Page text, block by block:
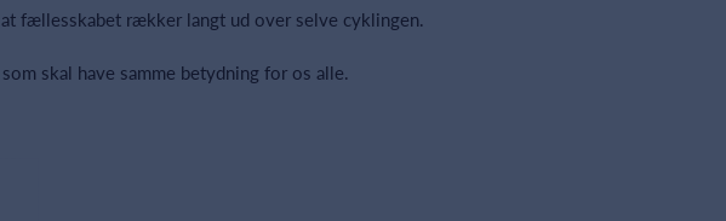
fællesskabet rækker langt ud over selve cyklingen.
skal have samme betydning for os alle.